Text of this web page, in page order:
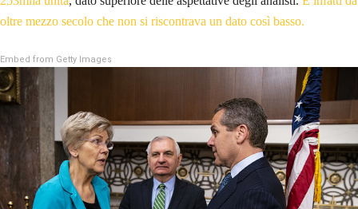
oltre mezzo secolo che non si riscontrava un dato così basso.
Embed from Getty Images